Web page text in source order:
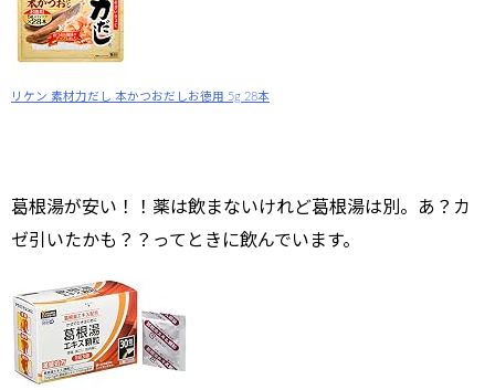
リケン 素材力だし 本かつおだしお徳用 5g 28本
葛根湯が安い！！薬は飲まないけれど葛根湯は別。あ？カ
ゼ引いたかも？？ってときに飲んでいます。